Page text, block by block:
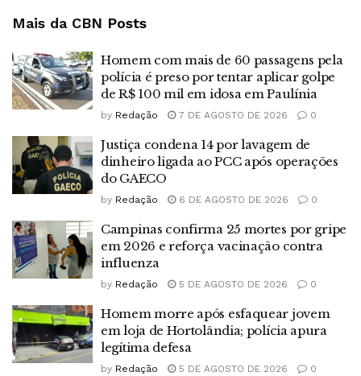
Mais da CBN Posts
Homem com mais de 60 passagens pela
polícia é preso por tentar aplicar golpe
de R$ 100 mil em idosa em Paulínia
by Redação 7 DE AGOSTO DE 2026 0
Justiça condena 14 por lavagem de
dinheiro ligada ao PCC após operações
do GAECO
by Redação 6 DE AGOSTO DE 2026 0
Campinas confirma 25 mortes por gripe
em 2026 e reforça vacinação contra
influenza
by Redação 5 DE AGOSTO DE 2026 0
Homem morre após esfaquear jovem
em loja de Hortolândia; polícia apura
legítima defesa
by Redação 5 DE AGOSTO DE 2026 0